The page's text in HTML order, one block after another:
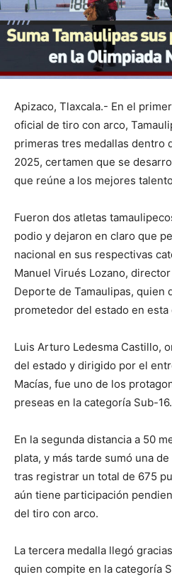
Apizaco, Tlaxcala.- En el
oficial de tiro con arco,
primeras tres medallas dentro
2025, certamen que se
que reúne a los mejores
Fueron dos atletas
podio y dejaron en claro que
nacional en sus respectivas
Manuel Virués Lozano,
Deporte de Tamaulipas, quien
prometedor del estado en esta
Luis Arturo Ledesma Castillo,
del estado y dirigido por el
Macías, fue uno de los
preseas en la categoría Sub-16.
En la segunda distancia a 50
plata, y más tarde sumó una
tras registrar un total de 675
aún tiene participación
del tiro con arco.
La tercera medalla llegó
quien compite en la categoría